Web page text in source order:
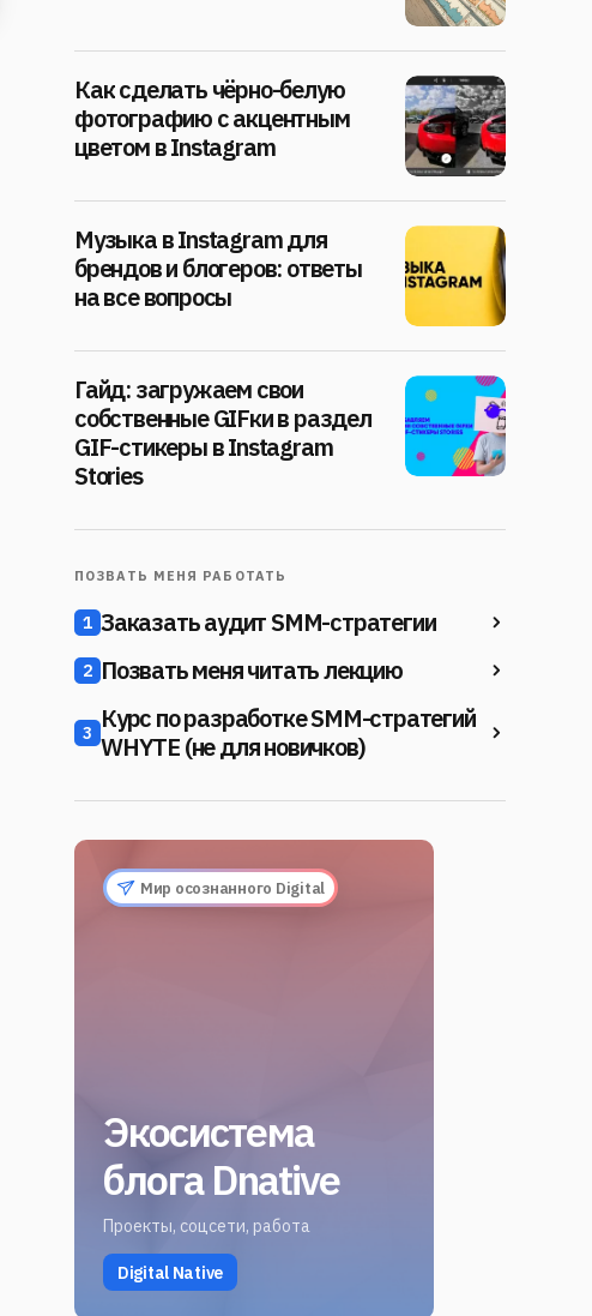
Как сделать чёрно-белую
фотографию с акцентным
цветом в Instagram
Музыка в Instagram для
брендов и блогеров: ответы
на все вопросы
Гайд: загружаем свои
собственные GIFки в раздел
GIF-стикеры в Instagram
Stories
ПОЗВАТЬ МЕНЯ РАБОТАТЬ
1 Заказать аудит SMM-стратегии
2 Позвать меня читать лекцию
3 Курс по разработке SMM-стратегий
WHYTE (не для новичков)
Мир осознанного Digital
Экосистема
блога Dnative
Проекты, соцсети, работа
Digital Native